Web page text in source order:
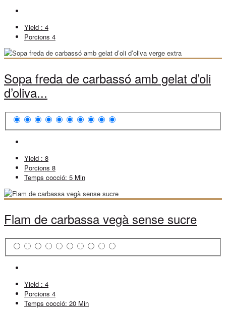
Yield : 4
Porcions 4
Sopa freda de carbassó amb gelat d’oli
d’oliva...
Yield : 8
Porcions 8
Temps cocció: 5 Min
Flam de carbassa vegà sense sucre
Yield : 4
Porcions 4
Temps cocció: 20 Min